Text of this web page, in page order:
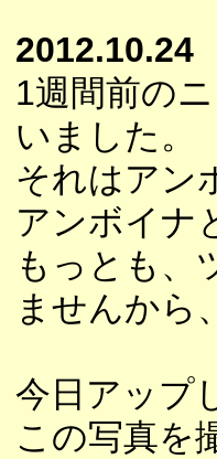
2012.10.24
1週間前の
いました。
それはアン
アンボイナ
もっとも、
ませんから
今日アップ
この写真を